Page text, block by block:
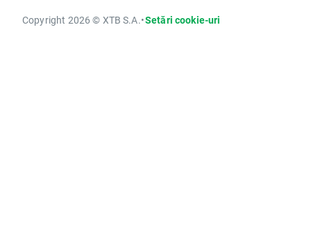
Copyright 2026 © XTB S.A.•Setări cookie-uri